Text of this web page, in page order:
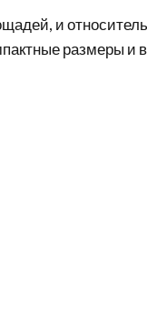
и
размеры и